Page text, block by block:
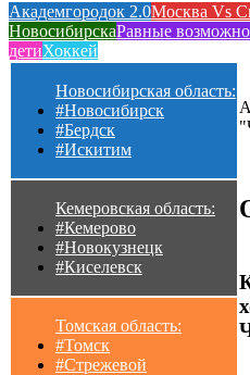
Академгородок 2.0Москва Vs
НовосибирскаРавные
детиХоккей
Новосибирская область:
#Новосибирск
#Бердск
#Искитим
Кемеровская область:
#Кемерово
#Новокузнецк
#Киселевск
Томская область:
#Томск
#Стрежевой